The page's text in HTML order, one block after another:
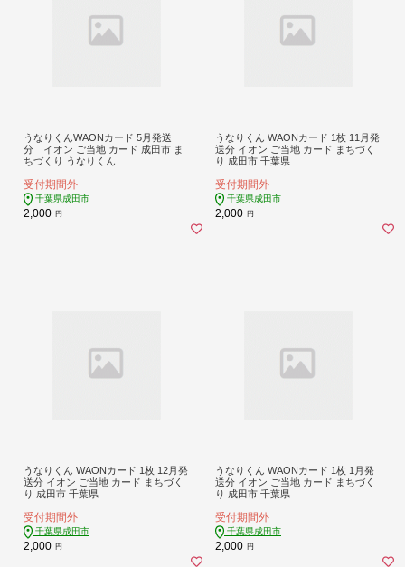
うなりくんWAONカード 5月発送
分 イオン ご当地 カード 成田市 ま
ちづくり うなりくん
受付期間外
千葉県成田市
2,000 円
うなりくん WAONカード 1枚 11月発
送分 イオン ご当地 カード まちづく
り 成田市 千葉県
受付期間外
千葉県成田市
2,000 円
うなりくん WAONカード 1枚 12月発
送分 イオン ご当地 カード まちづく
り 成田市 千葉県
受付期間外
千葉県成田市
2,000 円
うなりくん WAONカード 1枚 1月発
送分 イオン ご当地 カード まちづく
り 成田市 千葉県
受付期間外
千葉県成田市
2,000 円